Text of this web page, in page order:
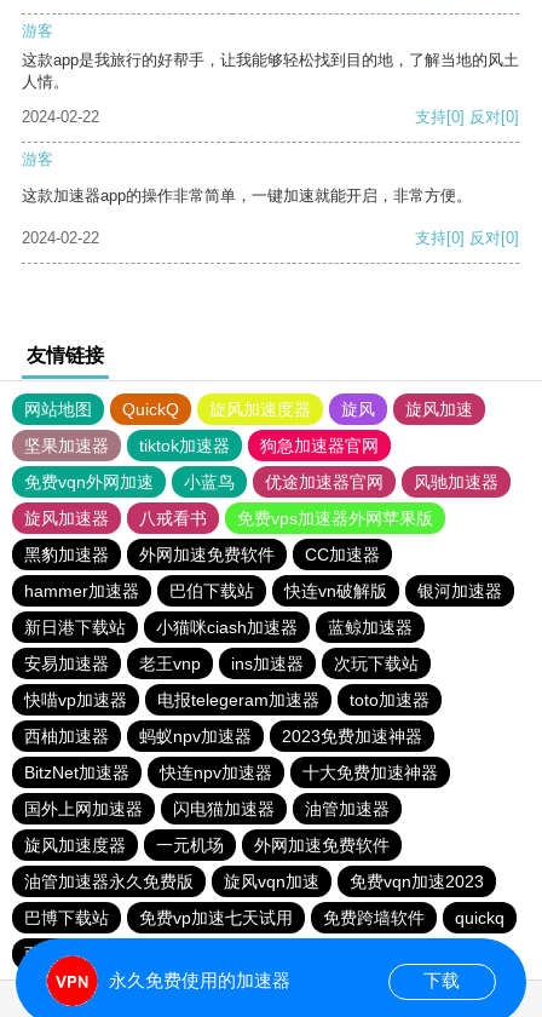
游客
这款app是我旅行的好帮手，让我能够轻松找到目的地，了解当地的风土
人情。
2024-02-22
支持[0] 反对[0]
游客
这款加速器app的操作非常简单，一键加速就能开启，非常方便。
2024-02-22 支持[0] 反对[0]
友情链接
网站地图 QuickQ 旋风加速度器 旋风
旋风加速
坚果加速器
tiktok加速器
狗急加速器官网
免费vqn外网加速
小蓝鸟 优途加速器官网
风驰加速器
旋风加速器
八戒看书
免费vps加速器外网苹果版
黑豹加速器
外网加速免费软件
CC加速器
hammer加速器
巴伯下载站 快连vn破解版
银河加速器
新日港下载站
小猫咪ciash加速器
蓝鲸加速器
安易加速器
老王vnp ins加速器
次玩下载站
快喵vp加速器
电报telegeram加速器
toto加速器
西柚加速器
蚂蚁npv加速器
2023免费加速神器
BitzNet加速器
快连npv加速器
十大免费加速神器
国外上网加速器
闪电猫加速器
油管加速器
旋风加速度器
一元机场
外网加速免费软件
油管加速器永久免费版
旋风vqn加速
免费vqn加速2023
巴博下载站
免费vp加速七天试用 免费跨墙软件
quickq
西柚加速器
永久免费使用的加速器 下载